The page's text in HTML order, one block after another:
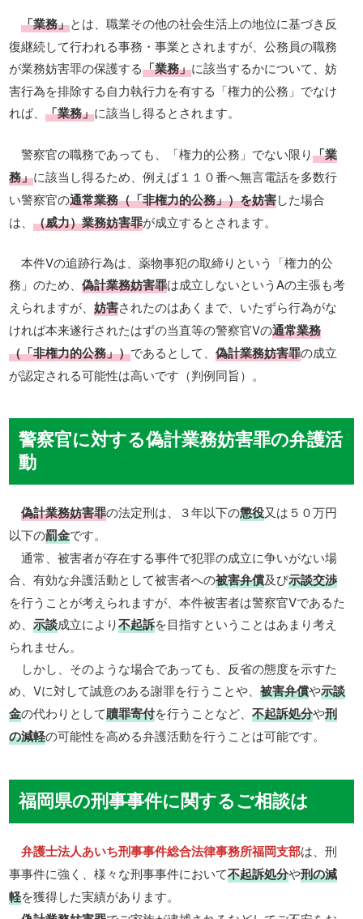
「業務」とは、職業その他の社会生活上の地位に基づき反
復継続して行われる事務・事業とされますが、公務員の職務
が業務妨害罪の保護する「業務」に該当するかについて、妨
害行為を排除する自力執行力を有する「権力的公務」でなけ
れば、「業務」に該当し得るとされます。
警察官の職務であっても、「権力的公務」でない限り「業
務」に該当し得るため、例えば１１０番へ無言電話を多数行
い警察官の通常業務（「非権力的公務」）を妨害した場合
は、（威力）業務妨害罪が成立するとされます。
本件Vの追跡行為は、薬物事犯の取締りという「権力的公
務」のため、偽計業務妨害罪は成立しないというAの主張も考
えられますが、妨害されたのはあくまで、いたずら行為がな
ければ本来遂行されたはずの当直等の警察官Vの通常業務
（「非権力的公務」）であるとして、偽計業務妨害罪の成立
が認定される可能性は高いです（判例同旨）。
警察官に対する偽計業務妨害罪の弁護活
動
偽計業務妨害罪の法定刑は、３年以下の懲役又は５０万円
以下の罰金です。
通常、被害者が存在する事件で犯罪の成立に争いがない場
合、有効な弁護活動として被害者への被害弁償及び示談交渉
を行うことが考えられますが、本件被害者は警察官Vであるた
め、示談成立により不起訴を目指すということはあまり考え
られません。
しかし、そのような場合であっても、反省の態度を示すた
め、Vに対して誠意のある謝罪を行うことや、被害弁償や示談
金の代わりとして贖罪寄付を行うことなど、不起訴処分や刑
の減軽の可能性を高める弁護活動を行うことは可能です。
福岡県の刑事事件に関するご相談は
弁護士法人あいち刑事事件総合法律事務所福岡支部は、刑
事事件に強く、様々な刑事事件において不起訴処分や刑の減
軽を獲得した実績があります。